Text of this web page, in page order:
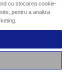
Epson
cu stocarea cookie-
pentru a analiza